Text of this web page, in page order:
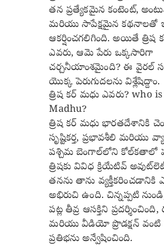
తన ప్రత్యేకమైన కంటెంట్,
మరియు సాపేక్షమైన కథనాలతో
ఆకర్షించగలిగింది. అయితే త్రిష
ఎవరు, ఆమె పేరు ఒక్కసారిగా
చర్చనీయాంశమైంది? ఈ వైరల్
యొక్క పెరుగుదలను విశ్లేషిద్దాం.
త్రిష కర్ మధు ఎవరు? who
Madhu?
త్రిష కర్ మధు భారతదేశానికి
సృష్టికర్త, ప్రభావశీలి మరియు
పశ్చిమ బెంగాల్‌లోని కోల్‌కతాలో
త్రిషకు వివిధ క్రియేటివ్
తనను తాను వ్యక్తీకరించడానికి
అభిరుచి ఉంది. చిన్నప్పటి
పట్ల తీవ్ర ఆసక్తిని
మరియు వీడియో ప్రొడక్షన్
ప్రతిభను అన్వేషించింది.